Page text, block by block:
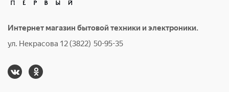
Интернет магазин бытовой техники и электроники.
ул. Некрасова 12 (3822) 50-95-35